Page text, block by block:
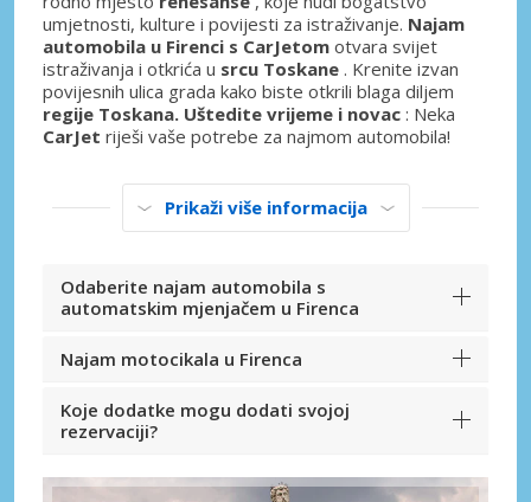
umjetnosti, kulture i povijesti za istraživanje. Najam
automobila u Firenci s CarJetom otvara svijet
istraživanja i otkrića u srcu Toskane . Krenite izvan
povijesnih ulica grada kako biste otkrili blaga diljem
regije Toskana. Uštedite vrijeme i novac : Neka
CarJet riješi vaše potrebe za najmom automobila!
Prikaži više informacija
Odaberite najam automobila s
automatskim mjenjačem u Firenca
Najam motocikala u Firenca
Koje dodatke mogu dodati svojoj
rezervaciji?